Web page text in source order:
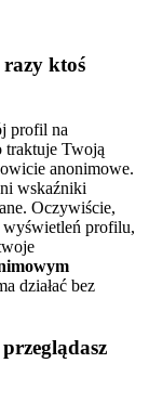
razy ktoś
profil na
traktuje Twoją
anonimowe.
wskaźniki
Oczywiście,
wyświetleń profilu,
działać bez